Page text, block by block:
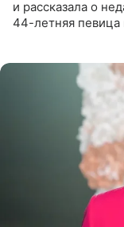
и рассказала о
44-летняя певица